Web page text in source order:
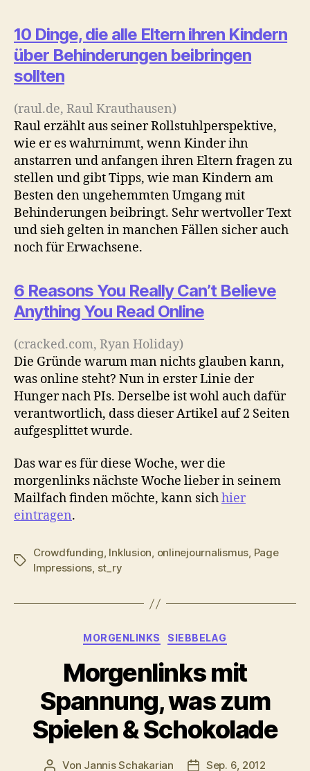
10 Dinge, die alle Eltern ihren Kindern
über Behinderungen beibringen
sollten
(raul.de, Raul Krauthausen)
Raul erzählt aus seiner Rollstuhlperspektive,
wie er es wahrnimmt, wenn Kinder ihn
anstarren und anfangen ihren Eltern fragen zu
stellen und gibt Tipps, wie man Kindern am
Besten den ungehemmten Umgang mit
Behinderungen beibringt. Sehr wertvoller Text
und sieh gelten in manchen Fällen sicher auch
noch für Erwachsene.
6 Reasons You Really Can’t Believe
Anything You Read Online
(cracked.com, Ryan Holiday)
Die Gründe warum man nichts glauben kann,
was online steht? Nun in erster Linie der
Hunger nach PIs. Derselbe ist wohl auch dafür
verantwortlich, dass dieser Artikel auf 2 Seiten
aufgesplittet wurde.
Das war es für diese Woche, wer die
morgenlinks nächste Woche lieber in seinem
Mailfach finden möchte, kann sichhier
eintragen.
Schlagwörter
Crowdfunding, Inklusion, onlinejournalismus, Page
Impressions, st_ry
Kategorien
MORGENLINKS SIEBBELAG
Morgenlinks mit
Spannung, was zum
Spielen & Schokolade
Beitragsautor
Von Jannis Schakarian Sep. 6, 2012